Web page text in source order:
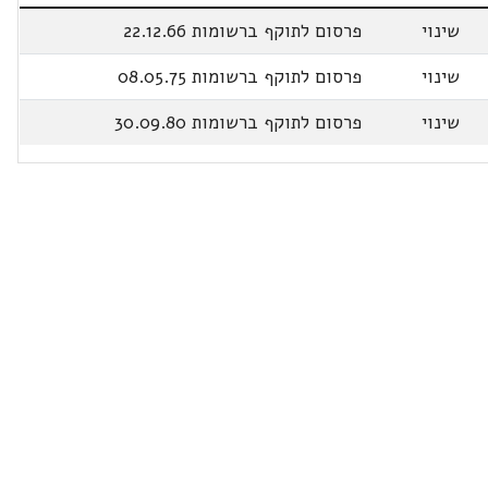
שינוי
פרסום לתוקף ברשומות 22.12.66
שינוי
פרסום לתוקף ברשומות 08.05.75
שינוי פרסום לתוקף ברשומות 30.09.80